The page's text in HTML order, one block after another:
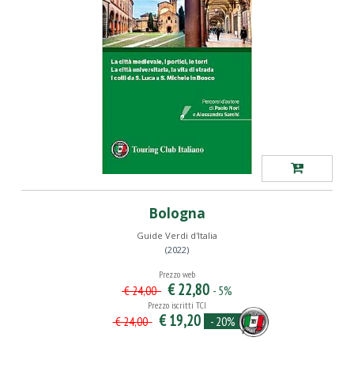
Bologna
Guide Verdi d'Italia
(2022)
Prezzo web
€ 24,00 € 22,80 - 5%
Prezzo iscritti TCI
€ 24,00 € 19,20 - 20%